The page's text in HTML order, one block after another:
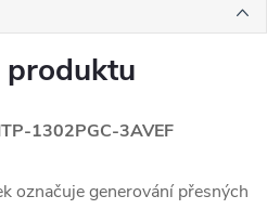
1302PGC-3AVEF
označuje generování přesných